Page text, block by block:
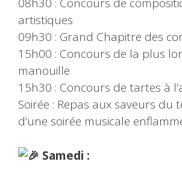
08h30 : Concours de
artistiques
09h30 : Grand Chapitre des
15h00 : Concours de la plus
manouille
15h30 : Concours de tartes à
Soirée : Repas aux saveurs du
d’une soirée musicale
Samedi :